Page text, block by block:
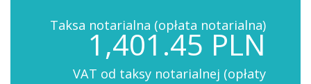
Taksa notarialna (opłata notarialna)
1,401.45 PLN
VAT od taksy notarialnej (opłaty